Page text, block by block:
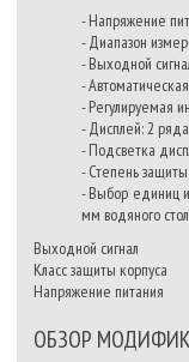
- Напряжение
- Диапазон
- Выходной
-
- Регулируемая
- Дисплей: 2
- Подсветка
- Степень
- Выбор единиц
мм водяного
Выходной сигнал
Класс защиты корпуса
Напряжение питания
ОБЗОР